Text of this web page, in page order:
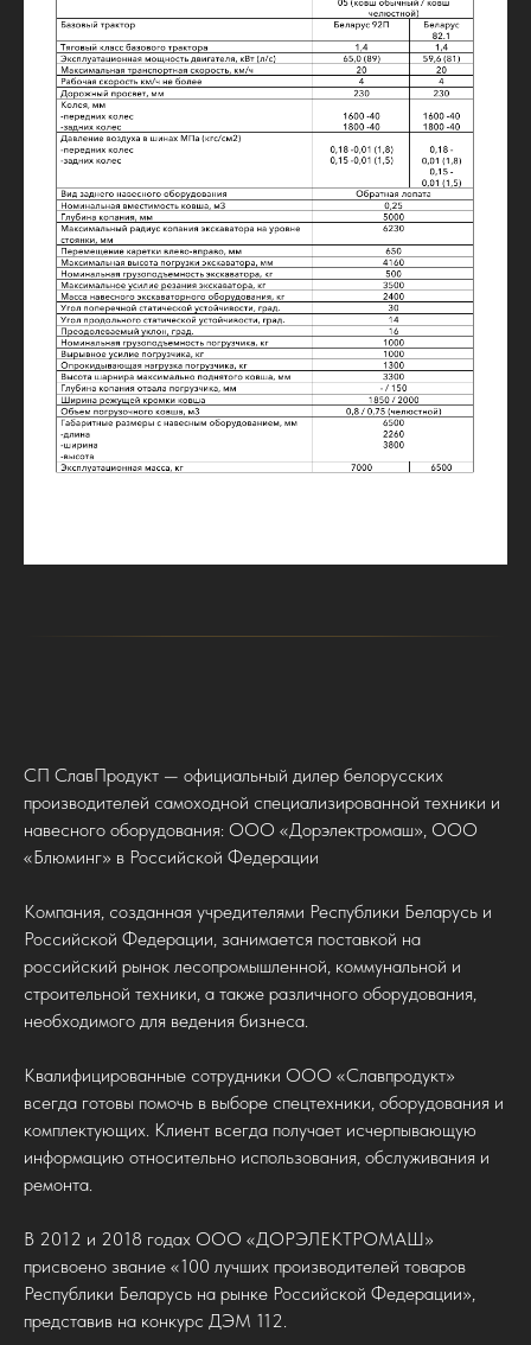
СП СлавПродукт — официальный дилер белорусских
производителей самоходной специализированной техники и
навесного оборудования: ООО «Дорэлектромаш», ООО
«Блюминг» в Российской Федерации
Компания, созданная учредителями Республики Беларусь и
Российской Федерации, занимается поставкой на
российский рынок лесопромышленной, коммунальной и
строительной техники, а также различного оборудования,
необходимого для ведения бизнеса.
Квалифицированные сотрудники ООО «Славпродукт»
всегда готовы помочь в выборе спецтехники, оборудования и
комплектующих. Клиент всегда получает исчерпывающую
информацию относительно использования, обслуживания и
ремонта.
В 2012 и 2018 годах ООО «ДОРЭЛЕКТРОМАШ»
присвоено звание «100 лучших производителей товаров
Республики Беларусь на рынке Российской Федерации»,
представив на конкурс ДЭМ 112.